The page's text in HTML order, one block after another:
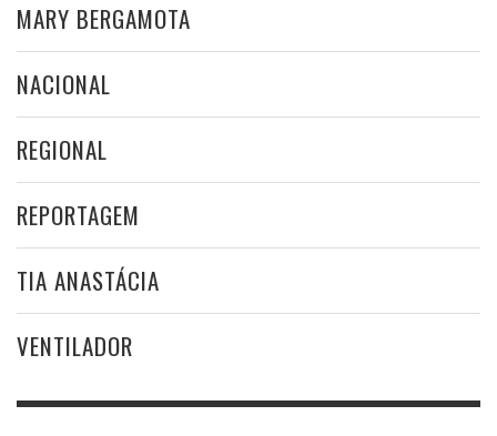
MARY BERGAMOTA
NACIONAL
REGIONAL
REPORTAGEM
TIA ANASTÁCIA
VENTILADOR